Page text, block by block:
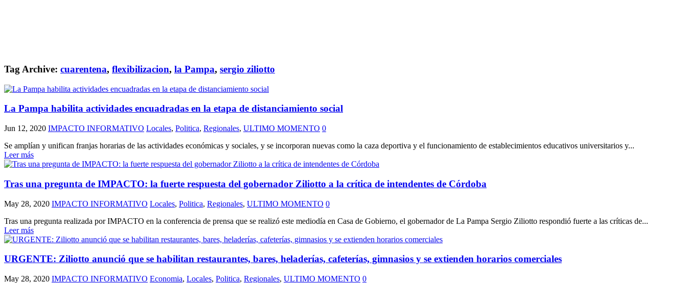
Tag Archive: cuarentena, flexibilizacion, la Pampa, sergio ziliotto
La Pampa habilita actividades encuadradas en la etapa de distanciamiento social
Jun 12, 2020 IMPACTO INFORMATIVO Locales, Politica, Regionales, ULTIMO MOMENTO 0
Se amplían y unifican franjas horarias de las actividades económicas y sociales, y se incorporan nuevas como la caza deportiva y el funcionamiento de establecimientos educativos universitarios y...
Leer más
Tras una pregunta de IMPACTO: la fuerte respuesta del gobernador Ziliotto a la crítica de intendentes de Córdoba
May 28, 2020 IMPACTO INFORMATIVO Locales, Politica, Regionales, ULTIMO MOMENTO 0
Tras una pregunta realizada por IMPACTO en la conferencia de prensa que se realizó este mediodía en Casa de Gobierno, el gobernador de La Pampa Sergio Ziliotto respondió fuerte a las críticas de...
Leer más
URGENTE: Ziliotto anunció que se habilitan restaurantes, bares, heladerías, cafeterías, gimnasios y se extienden horarios comerciales
May 28, 2020 IMPACTO INFORMATIVO Economia, Locales, Politica, Regionales, ULTIMO MOMENTO 0